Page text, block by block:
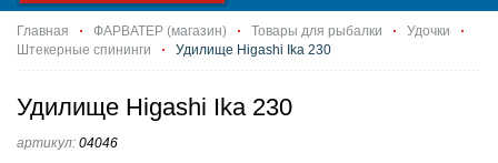
Главная ФАРВАТЕР (магазин) Товары для рыбалки
Удочки
Штекерные спининги
Удилище Higashi Ika 230
Удилище Higashi Ika 230
артикул: 04046